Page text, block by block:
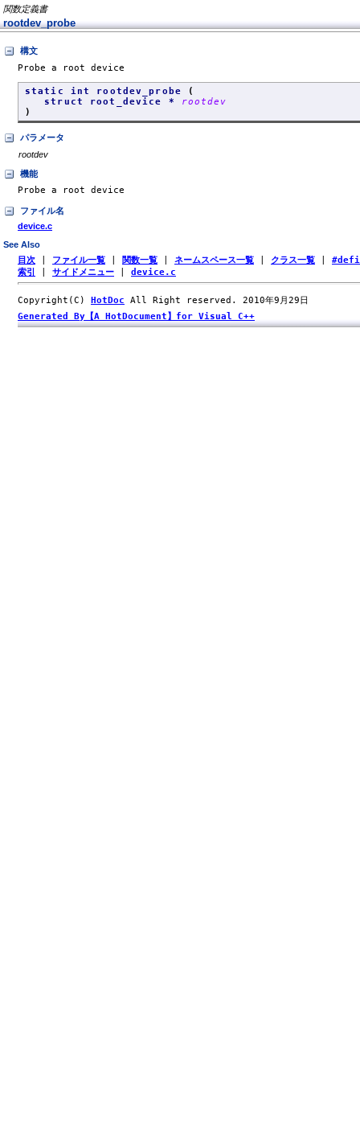
関数定義書
rootdev_probe
構文
Probe a root device
static int rootdev_probe
(
struct root_device * rootdev
)
パラメータ
rootdev
機能
Probe a root device
ファイル名
device.c
See Also
目次 ファイル一覧 関数一覧 ネームスペース一覧 クラス一覧
索引
サイドメニュー device.c
Copyright(C) HotDoc All Right reserved. 2010年9月29日
Generated By【A HotDocument】for Visual C++